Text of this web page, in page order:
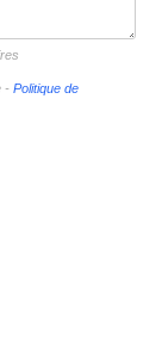
- Politique de